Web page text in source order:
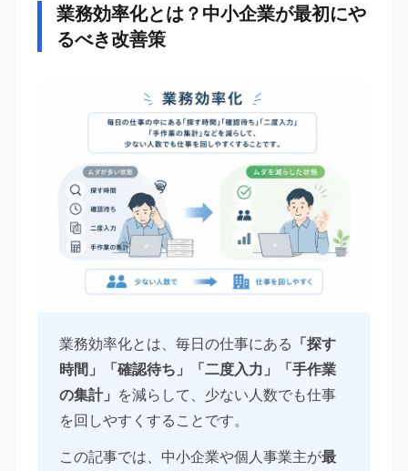
業務効率化とは？中小企業が最初にや
るべき改善策
業務効率化とは、毎日の仕事にある 「探す
時間」「確認待ち」「二度入力」「手作業
の集計」 を減らして、少ない人数でも仕事
を回しやすくすることです。
この記事では、中小企業や個人事業主が最